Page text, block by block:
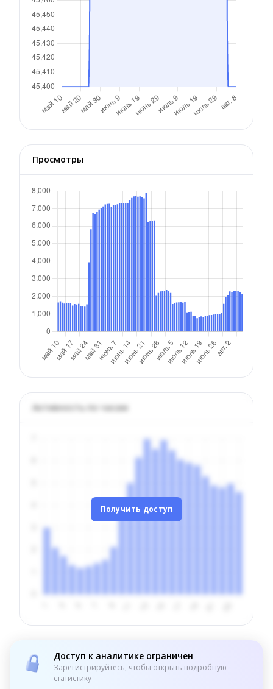
Просмотры
Активность по часам
Получить доступ
Доступ к аналитике ограничен
Зарегистрируйтесь, чтобы открыть подробную
статистику